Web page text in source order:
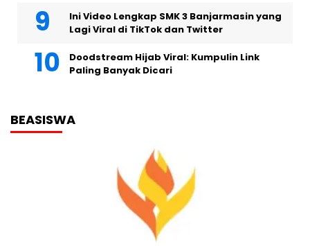
Ini Video Lengkap SMK 3 Banjarmasin yang
Lagi Viral di TikTok dan Twitter
Doodstream Hijab Viral: Kumpulin Link
Paling Banyak Dicari
BEASISWA